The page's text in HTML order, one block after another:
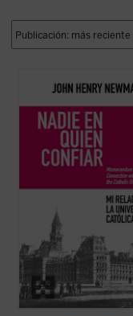
Este libro recupera el memorando
definitivo redactado por Newman
lamentable fracaso. El autor
constantes desencuentros con el
arzobispo Paul Cullen y la jerarquía
(ver ficha)